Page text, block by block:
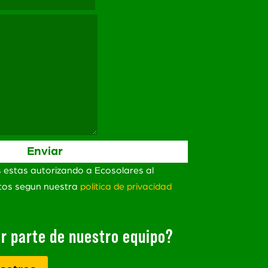
estas autorizando a Ecosolares al
segun nuestra politica de privacidad
parte de nuestro equipo?